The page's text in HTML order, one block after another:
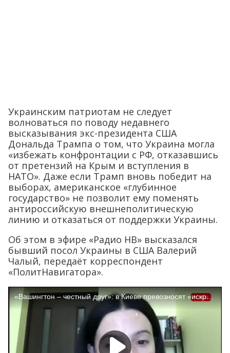
Украинским патриотам не следует
волноваться по поводу недавнего
высказывания экс-президента США
Дональда Трампа о том, что Украина могла
«избежать конфронтации с РФ, отказавшись
от претензий на Крым и вступления в
НАТО». Даже если Трамп вновь победит на
выборах, американское «глубинное
государство» не позволит ему поменять
антироссийскую внешнеполитическую
линию и отказаться от поддержки Украины.
Об этом в эфире «Радио НВ» высказался
бывший посол Украины в США Валерий
Чалый, передаёт корреспондент
«ПолитНавигатора».